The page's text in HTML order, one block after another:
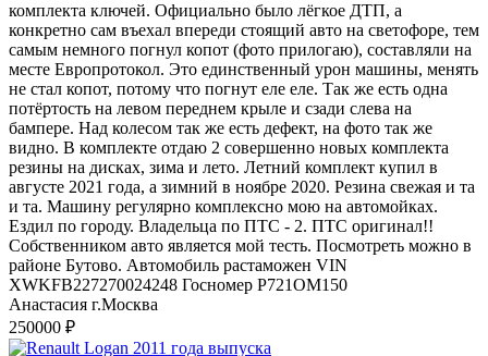
комплекта ключей. Официально было лёгкое ДТП, а
конкретно сам въехал впереди стоящий авто на светофоре, тем
самым немного погнул копот (фото прилогаю), составляли на
месте Европротокол. Это единственный урон машины, менять
не стал копот, потому что погнут еле еле. Так же есть одна
потёртость на левом переднем крыле и сзади слева на
бампере. Над колесом так же есть дефект, на фото так же
видно. В комплекте отдаю 2 совершенно новых комплекта
резины на дисках, зима и лето. Летний комплект купил в
августе 2021 года, а зимний в ноябре 2020. Резина свежая и та
и та. Машину регулярно комплексно мою на автомойках.
Ездил по городу. Владельца по ПТС - 2. ПТС оригинал!!
Собственником авто является мой тесть. Посмотреть можно в
районе Бутово. Автомобиль растаможен VIN
XWKFB227270024248 Госномер Р721ОМ150
Анастасия г.Москва
250000 ₽